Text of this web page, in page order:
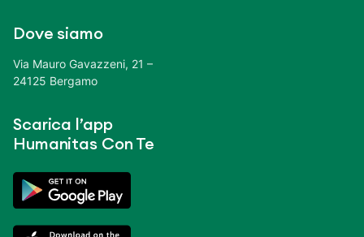
Dove siamo
Via Mauro Gavazzeni, 21 –
24125 Bergamo
Scarica l’app
Humanitas Con Te